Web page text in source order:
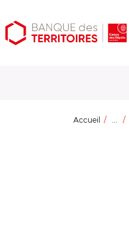
Aller
au
Aller
au
Ouvrir
les
Accueil ...